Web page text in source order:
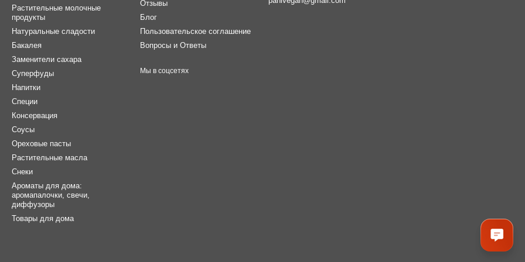
Растительные молочные
продукты
Натуральные сладости
Бакалея
Заменители сахара
Суперфуды
Напитки
Специи
Консервация
Соусы
Ореховые пасты
Растительные масла
Снеки
Ароматы для дома:
аромапалочки, свечи,
диффузоры
Товары для дома
Отзывы
Блог
Пользовательское соглашение
Вопросы и Ответы
Мы в соцсетях